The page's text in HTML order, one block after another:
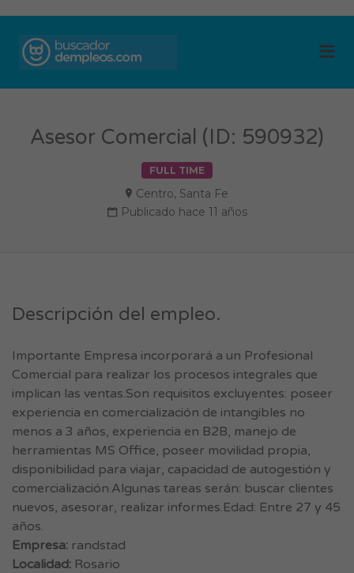
Asesor Comercial (ID: 590932)
FULL TIME
Centro, Santa Fe
Publicado hace 11 años
Descripción del empleo.
Importante Empresa incorporará a un Profesional
Comercial para realizar los procesos integrales que
implican las ventas.Son requisitos excluyentes: poseer
experiencia en comercialización de intangibles no
menos a 3 años, experiencia en B2B, manejo de
herramientas MS Office, poseer movilidad propia,
disponibilidad para viajar, capacidad de autogestión y
comercialización.Algunas tareas serán: buscar clientes
nuevos, asesorar, realizar informes.Edad: Entre 27 y 45
años.
Empresa: randstad
Localidad: Rosario